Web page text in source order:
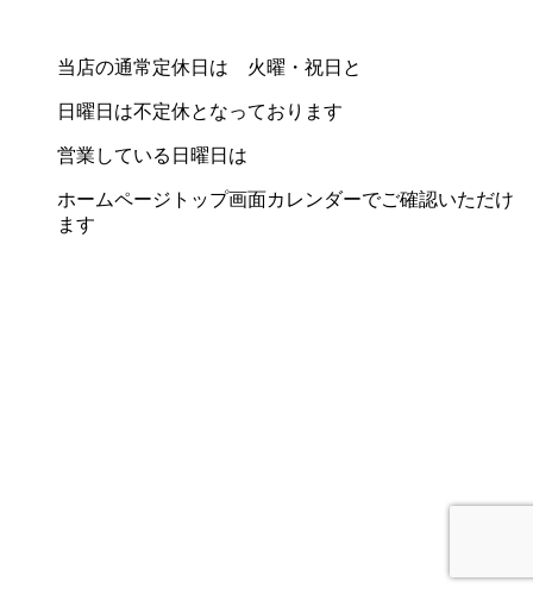
当店の通常定休日は 火曜・祝日と
日曜日は不定休となっております
営業している日曜日は
ホームページトップ画面カレンダーでご確認いただけ
ます